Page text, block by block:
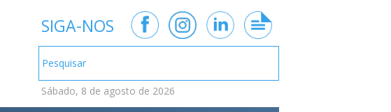
SIGA-NOS
Sábado, 8 de agosto de 2026